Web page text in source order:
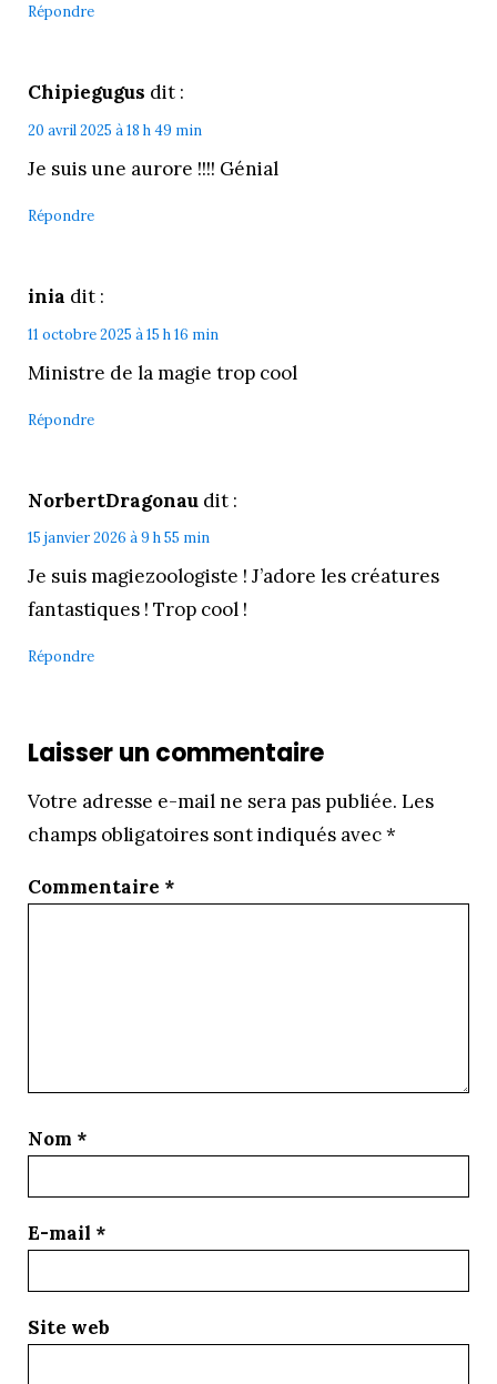
Répondre
Chipiegugus dit :
20 avril 2025 à 18 h 49 min
Je suis une aurore !!!! Génial
Répondre
inia dit :
11 octobre 2025 à 15 h 16 min
Ministre de la magie trop cool
Répondre
NorbertDragonau dit :
15 janvier 2026 à 9 h 55 min
Je suis magiezoologiste ! J’adore les créatures
fantastiques ! Trop cool !
Répondre
Laisser un commentaire
Votre adresse e-mail ne sera pas publiée. Les
champs obligatoires sont indiqués avec*
Commentaire *
Nom *
E-mail *
Site web